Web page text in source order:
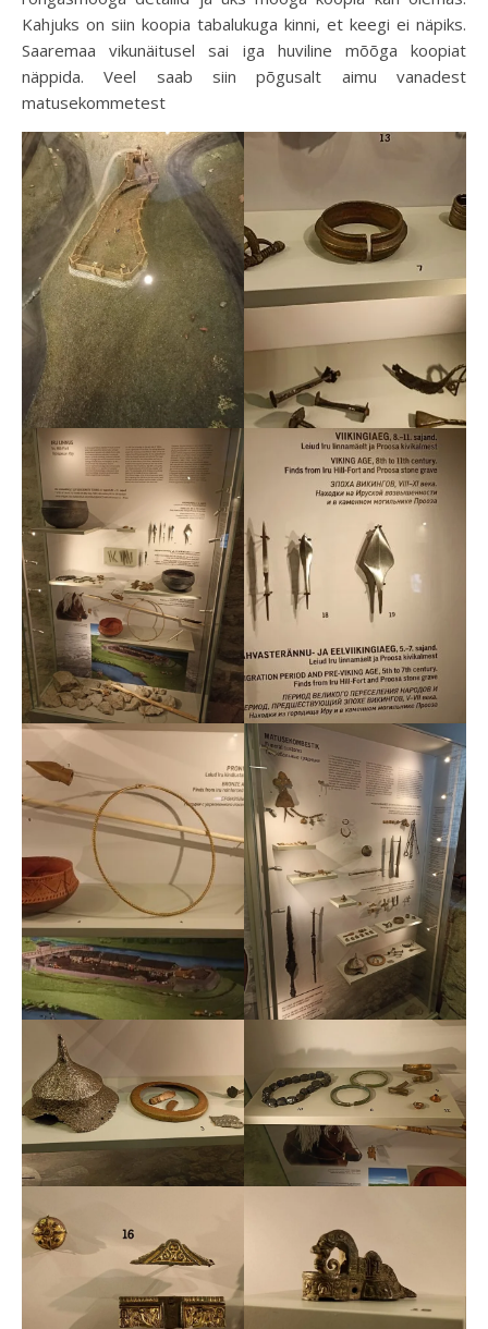
Kahjuks on siin koopia tabalukuga kinni, et keegi ei näpiks.
Saaremaa vikunäitusel sai iga huviline mõõga koopiat
näppida. Veel saab siin põgusalt aimu vanadest
matusekommetest